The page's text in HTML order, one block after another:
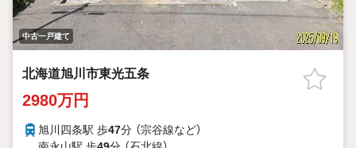
中古一戸建て
北海道旭川市東光五条
2980万円
旭川四条駅 歩47分 （宗谷線など）